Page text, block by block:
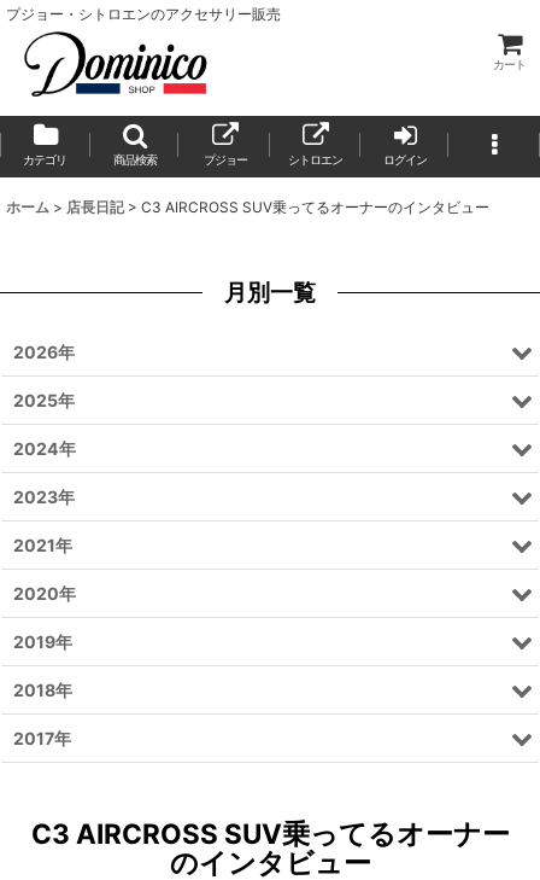
プジョー・シトロエンのアクセサリー販売
カート
カテゴリ 商品検索 プジョー シトロエン ログイン
ホーム > 店長日記 > C3 AIRCROSS SUV乗ってるオーナーのインタビュー
C3 AIRCROSS SUV乗ってるオーナー
のインタビュー
月別一覧
2026年
2025年
2024年
2023年
2021年
2020年
2019年
2018年
2017年